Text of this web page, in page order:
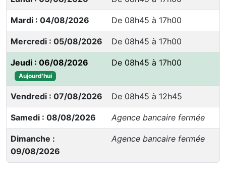
Mardi : 04/08/2026 De 08h45 à 17h00
Mercredi : 05/08/2026 De 08h45 à 17h00
Jeudi : 06/08/2026
Aujourd'hui
De 08h45 à 17h00
Vendredi : 07/08/2026 De 08h45 à 12h45
Samedi : 08/08/2026 Agence bancaire fermée
Dimanche :
09/08/2026
Agence bancaire fermée